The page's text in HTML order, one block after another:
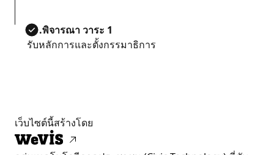
สส.พิจารณา วาระ 1
รับหลักการและตั้งกรรมาธิการ
เว็บไซต์นี้สร้างโดย